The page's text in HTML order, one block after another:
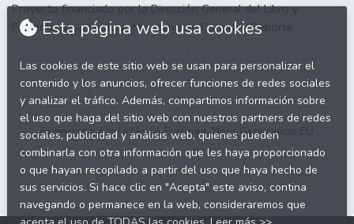
Proyecto financiado por la Dirección General del Libro y
Fomento de la Lectura, Ministerio de Cultura y Deporte
Financiado por la Unión Europea-Next Generation EU
Esta página web usa cookies
Las cookies de este sitio web se usan para personalizar el
contenido y los anuncios, ofrecer funciones de redes sociales
y analizar el tráfico. Además, compartimos información sobre
el uso que haga del sitio web con nuestros partners de redes
sociales, publicidad y análisis web, quienes pueden
combinarla con otra información que les haya proporcionado
o que hayan recopilado a partir del uso que haya hecho de
sus servicios. Si hace clic en "Acepta" este aviso, contina
navegando o permanece en la web, consideraremos que